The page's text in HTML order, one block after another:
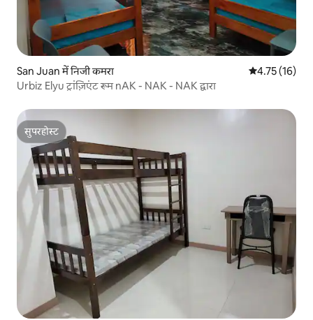
San Juan में निजी कमरा औसत रेटिंग 5 में
4.75 (16)
Urbiz Elyu ट्रांज़िएंट रूम nAK - NAK - NAK द्वारा
सुपरहोस्ट
सुपरहोस्ट